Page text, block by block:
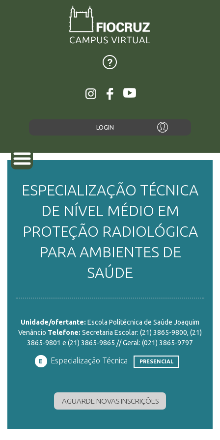
LOGIN
SOBRE
PLATAFORMAS
DOCUMENTOS
ESPECIALIZAÇÃO TÉCNICA
DE NÍVEL MÉDIO EM
PROTEÇÃO RADIOLÓGICA
PARA AMBIENTES DE
SAÚDE
Unidade/ofertante: Escola Politécnica de Saúde Joaquim
Venâncio Telefone: Secretaria Escolar: (21) 3865-9800, (21)
3865-9801 e (21) 3865-9865 // Geral: (021) 3865-9797
E Especialização Técnica PRESENCIAL
AGUARDE NOVAS INSCRIÇÕES